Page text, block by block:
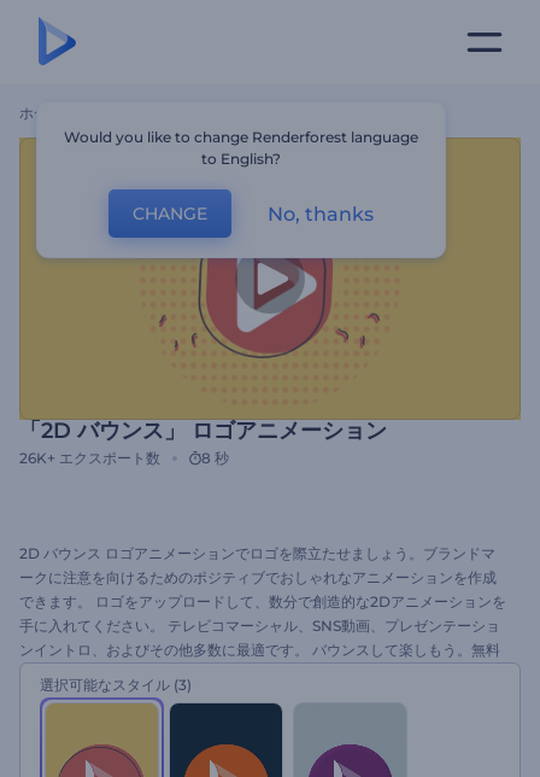
ホーム
「2D バウンス」 ロゴアニメーション
26K+ エクスポート数 8 秒
2D バウンス ロゴアニメーションでロゴを際立たせましょう。ブランドマ
ークに注意を向けるためのポジティブでおしゃれなアニメーションを作成
できます。 ロゴをアップロードして、数分で創造的な2Dアニメーションを
手に入れてください。 テレビコマーシャル、SNS動画、プレゼンテーショ
ンイントロ、およびその他多数に最適です。 バウンスして楽しもう。無料
ですぐに試してみてください。
選択可能なスタイル (3)
Would you like to change Renderforest language
to English?
CHANGE No, thanks